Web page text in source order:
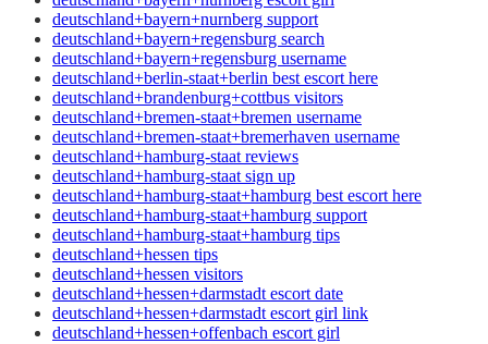
deutschland+bayern+nurnberg support
deutschland+bayern+regensburg search
deutschland+bayern+regensburg username
deutschland+berlin-staat+berlin best escort here
deutschland+brandenburg+cottbus visitors
deutschland+bremen-staat+bremen username
deutschland+bremen-staat+bremerhaven username
deutschland+hamburg-staat reviews
deutschland+hamburg-staat sign up
deutschland+hamburg-staat+hamburg best escort here
deutschland+hamburg-staat+hamburg support
deutschland+hamburg-staat+hamburg tips
deutschland+hessen tips
deutschland+hessen visitors
deutschland+hessen+darmstadt escort date
deutschland+hessen+darmstadt escort girl link
deutschland+hessen+offenbach escort girl